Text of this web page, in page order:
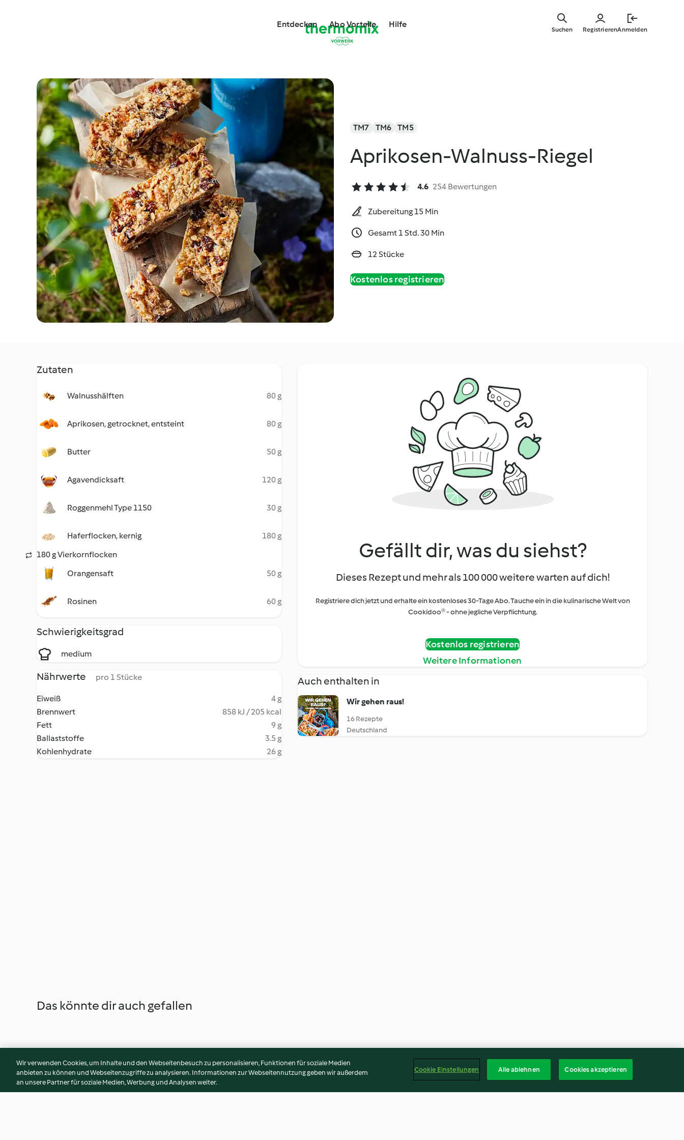
Entdecken Abo Vorteile Hilfe
RegistrierenAnmelden
Suchen
TM7 TM6 TM5
Aprikosen-Walnuss-Riegel
4.6 254 Bewertungen
Zubereitung 15 Min
Gesamt 1 Std. 30 Min
12 Stücke
Kostenlos registrieren
Zutaten
Walnusshälften 80 g
Aprikosen, getrocknet, entsteint 80 g
Butter 50 g
Agavendicksaft 120 g
Roggenmehl Type 1150 30 g
Haferflocken, kernig
180 g
180 g Vierkornflocken
Orangensaft
50 g
Rosinen 60 g
Schwierigkeitsgrad
medium
Nährwerte pro 1 Stücke
Eiweiß
4 g
Brennwert
858 kJ / 205 kcal
Fett
9 g
Ballaststoffe
3.5 g
Kohlenhydrate
26 g
Gefällt dir, was du siehst?
Dieses Rezept und mehr als 100 000 weitere warten auf dich!
Registriere dich jetzt und erhalte ein kostenloses 30-Tage Abo. Tauche ein in die kulinarische Welt von
Cookidoo® - ohne jegliche Verpflichtung.
Kostenlos registrieren
Weitere Informationen
Auch enthalten in
Wir gehen raus!
16 Rezepte
Deutschland
Das könnte dir auch gefallen
Wir verwenden Cookies, um Inhalte und den Webseitenbesuch zu personalisieren, Funktionen für soziale Medien
anbieten zu können und Webseitenzugriffe zu analysieren. Informationen zur Webseitennutzung geben wir außerdem
an unsere Partner für soziale Medien, Werbung und Analysen weiter.
Cookie Einstellungen Alle ablehnen Cookies akzeptieren